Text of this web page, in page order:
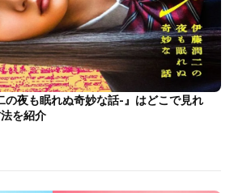
の夜も眠れぬ奇妙な話-』はどこで見れ
を紹介